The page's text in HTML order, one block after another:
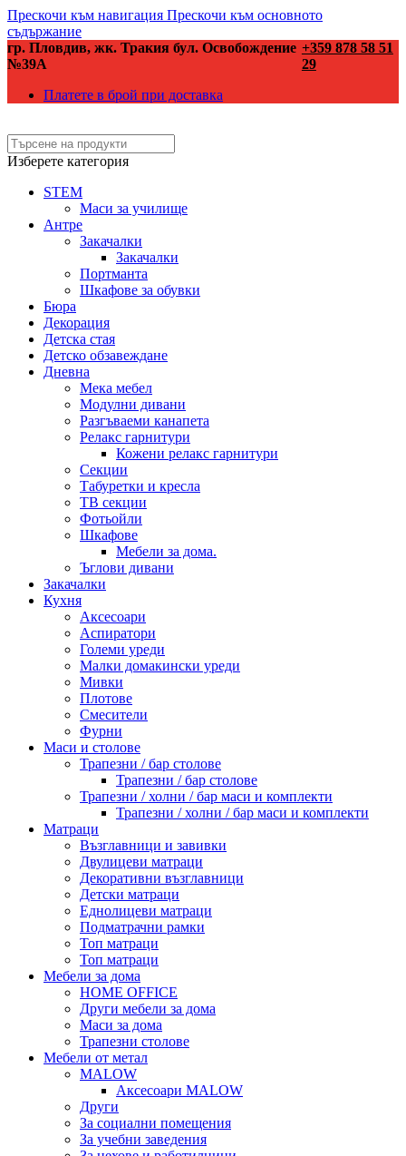
Прескочи към навигация Прескочи към основното
съдържание
гр. Пловдив, жк. Тракия бул. Освобождение
№39А
+359 878 58 51
29
Платете в брой при доставка
Изберете категория
STEM
Маси за училище
Антре
Закачалки
Закачалки
Портманта
Шкафове за обувки
Бюра
Декорация
Детска стая
Детско обзавеждане
Дневна
Мека мебел
Модулни дивани
Разгъваеми канапета
Релакс гарнитури
Кожени релакс гарнитури
Секции
Табуретки и кресла
ТВ секции
Фотьойли
Шкафове
Мебели за дома.
Ъглови дивани
Закачалки
Кухня
Аксесоари
Аспиратори
Големи уреди
Малки домакински уреди
Мивки
Плотове
Смесители
Фурни
Маси и столове
Трапезни / бар столове
Трапезни / бар столове
Трапезни / холни / бар маси и комплекти
Трапезни / холни / бар маси и комплекти
Матраци
Възглавници и завивки
Двулицеви матраци
Декоративни възглавници
Детски матраци
Еднолицеви матраци
Подматрачни рамки
Топ матраци
Топ матраци
Мебели за дома
HOME OFFICE
Други мебели за дома
Маси за дома
Трапезни столове
Мебели от метал
MALOW
Аксесоари MALOW
Други
За социални помещения
За учебни заведения